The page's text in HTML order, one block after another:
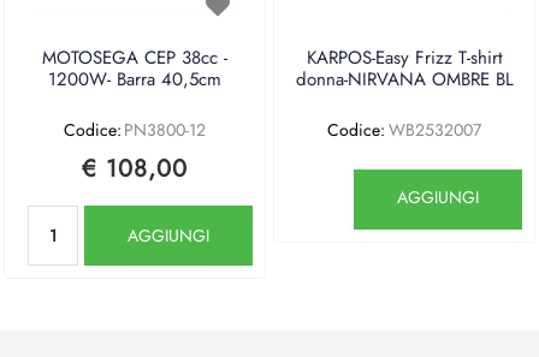
MOTOSEGA CEP 38cc -
1200W- Barra 40,5cm
Codice: PN3800-12
€ 108,00
AGGIUNGI
KARPOS-Easy Frizz T-shirt
donna-NIRVANA OMBRE BL
Codice: WB2532007
AGGIUNGI